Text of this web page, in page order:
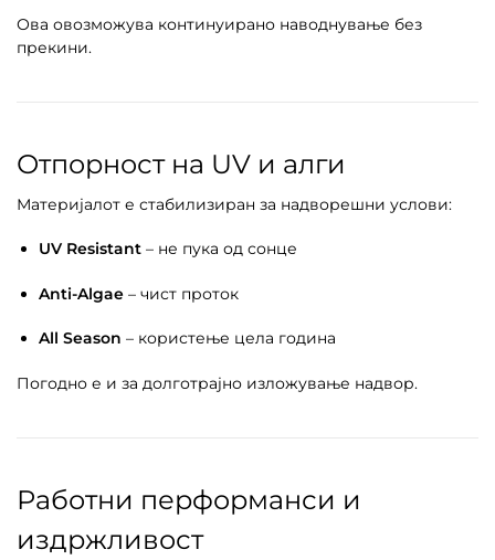
Ова овозможува континуирано наводнување без
прекини.
Отпорност на UV и алги
Материјалот е стабилизиран за надворешни услови:
UV Resistant – не пука од сонце
Anti-Algae – чист проток
All Season – користење цела година
Погодно е и за долготрајно изложување надвор.
Работни перформанси и
издржливост